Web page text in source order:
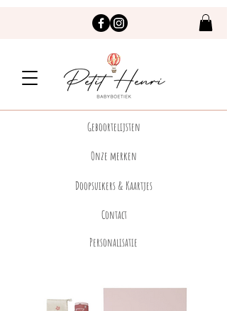
Geboortelijsten
Onze merken
Doopsuikers & Kaartjes
Contact
Personalisatie